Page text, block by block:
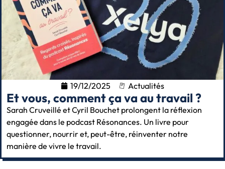
19/12/2025 Actualités
Et vous, comment ça va au travail ?
Sarah Cruveillé et Cyril Bouchet prolongent la réflexion
engagée dans le podcast Résonances. Un livre pour
questionner, nourrir et, peut-être, réinventer notre
manière de vivre le travail.